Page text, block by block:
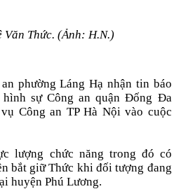
Văn Thức. (Ảnh: H.N.)
phường Láng Hạ nhận tin báo
sự Công an quận Đống Đa
Công an TP Hà Nội vào cuộc
lượng chức năng trong đó có
bắt giữ Thức khi đối tượng đang
huyện Phú Lương.